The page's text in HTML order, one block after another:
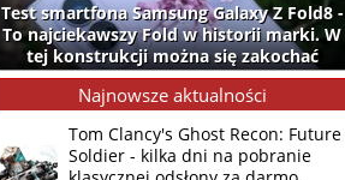
Test smartfona Samsung Galaxy Z Fold8 -
To najciekawszy Fold w historii marki. W
tej konstrukcji można się zakochać
Najnowsze aktualności
Tom Clancy's Ghost Recon: Future
Soldier - kilka dni na pobranie